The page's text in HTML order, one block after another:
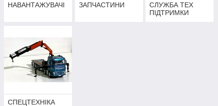
НАВАНТАЖУВАЧІ ЗАПЧАСТИНИ
СЛУЖБА ТЕХ
ПІДТРИМКИ
СПЕЦТЕХНІКА